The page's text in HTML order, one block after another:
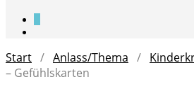
Start / Anlass/Thema /
– Gefühlskarten